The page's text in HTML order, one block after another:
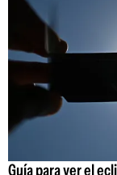
Guía para ver el